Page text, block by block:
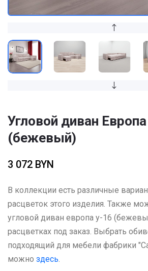
Угловой диван
(бежевый)
3 072 BYN
В коллекции есть различные
расцветок этого изделия. Также
угловой диван европа у-16
расцветках под заказ. Выбрать
подходящий для мебели фабрики
можно здесь.